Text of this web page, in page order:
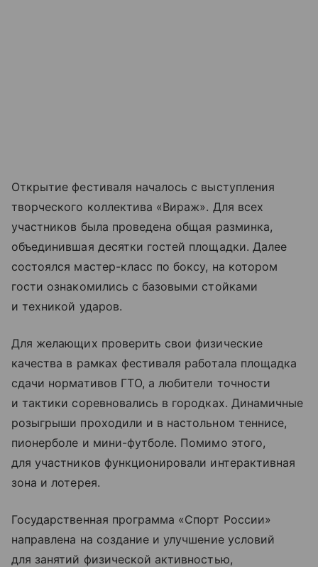
Открытие фестиваля началось с выступления
творческого коллектива «Вираж». Для всех
участников была проведена общая разминка,
объединившая десятки гостей площадки. Далее
состоялся мастер-класс по боксу, на котором
гости ознакомились с базовыми стойками
и техникой ударов.
Для желающих проверить свои физические
качества в рамках фестиваля работала площадка
сдачи нормативов ГТО, а любители точности
и тактики соревновались в городках. Динамичные
розыгрыши проходили и в настольном теннисе,
пионерболе и мини-футболе. Помимо этого,
для участников функционировали интерактивная
зона и лотерея.
Государственная программа «Спорт России»
направлена на создание и улучшение условий
для занятий физической активностью,